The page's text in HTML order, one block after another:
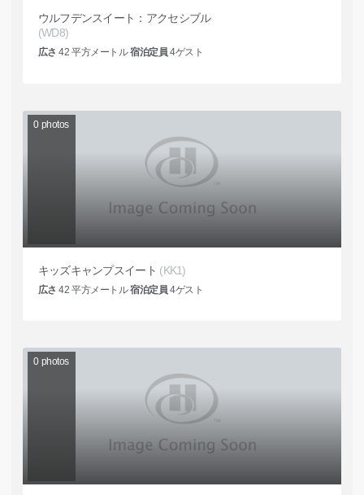
ウルフデンスイート：アクセシブル
(WD8)
広さ 42 平方メートル宿泊定員 4ゲスト
0 photos
キッズキャンプスイート (KK1)
広さ 42 平方メートル宿泊定員 4ゲスト
0 photos